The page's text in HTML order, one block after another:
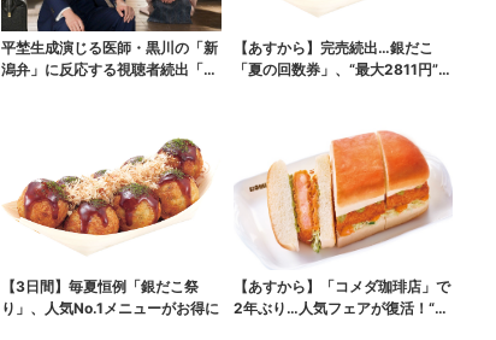
平埜生成演じる医師・黒川の「新
潟弁」に反応する視聴者続出「グ
【あすから】完売続出…銀だこ
「夏の回数券」、“最大2811円”お
【3日間】毎夏恒例「銀だこ祭
り」、人気No.1メニューがお得に
【あすから】「コメダ珈琲店」で
2年ぶり…人気フェアが復活！“ハ